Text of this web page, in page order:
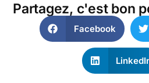
Partagez, c'est bon
Facebook